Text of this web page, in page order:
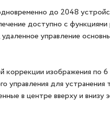
до 2048
доступно с
управление
изображения по
управления для
в центре вверху и внизу